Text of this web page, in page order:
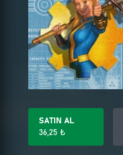
SATIN AL
36,25 ₺